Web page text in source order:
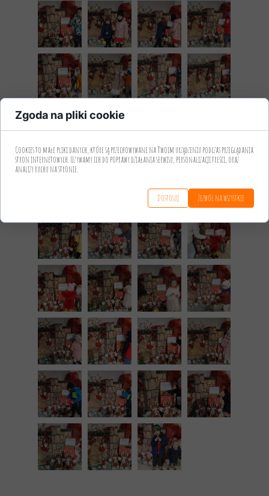
Zgoda na pliki cookie
Cookies to małe pliki danych, które są przechowywane na Twoim urządzeniu podczas przeglądania
stron internetowych. Używamy ich do poprawy działania serwisu, personalizacji treści, oraz
analizy ruchu na stronie.
Dostosuj Zezwól na wszystkie